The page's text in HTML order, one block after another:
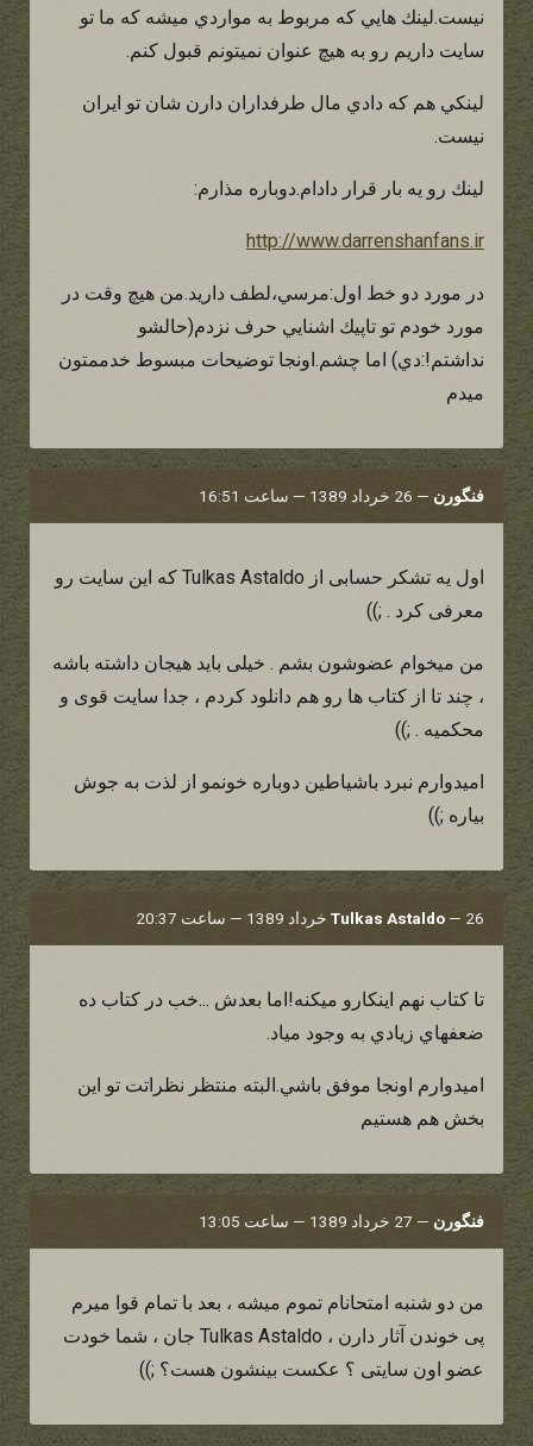
نيست.لينك هايي كه مربوط به مواردي ميشه كه ما تو
سايت داريم رو به هيچ عنوان نميتونم قبول كنم.
لينكي هم كه دادي مال طرفداران دارن شان تو ايران
نيست.
لينك رو يه بار قرار دادام.دوباره مذارم:
http://www.darrenshanfans.ir
در مورد دو خط اول:مرسي،لطف داريد.من هيچ وقت در
مورد خودم تو تاپيك اشنايي حرف نزدم(حالشو
نداشتم!:دي) اما چشم.اونجا توضيحات مبسوط خدممتون
ميدم
فنگورن — 26 خرداد 1389 — ساعت 16:51
اول یه تشکر حسابی از Tulkas Astaldo که این سایت رو
معرفی کرد . ;))
من میخوام عضوشون بشم . خیلی باید هیجان داشته باشه
، چند تا از کتاب ها رو هم دانلود کردم ، جدا سایت قوی و
محکمیه . ;))
امیدوارم نبرد باشیاطین دوباره خونمو از لذت به جوش
بیاره ;))
Tulkas Astaldo — 26 خرداد 1389 — ساعت 20:37
تا كتاب نهم اينكارو ميكنه!اما بعدش ...خب در كتاب ده
ضعفهاي زيادي به وجود مياد.
اميدوارم اونجا موفق باشي.البته منتظر نظراتت تو اين
بخش هم هستيم
فنگورن — 27 خرداد 1389 — ساعت 13:05
من دو شنبه امتحانام تموم میشه ، بعد با تمام قوا میرم
پی خوندن آثار دارن ، Tulkas Astaldo جان ، شما خودت
عضو اون سایتی ؟ عکست بینشون هست؟ ;))